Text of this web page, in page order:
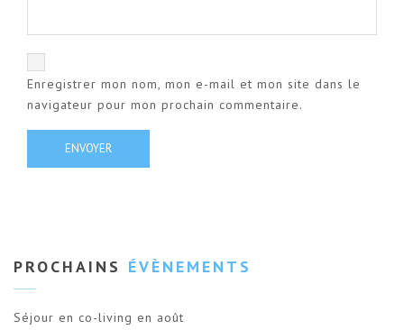
Enregistrer mon nom, mon e-mail et mon site dans le
navigateur pour mon prochain commentaire.
PROCHAINS ÉVÈNEMENTS
Séjour en co-living en août